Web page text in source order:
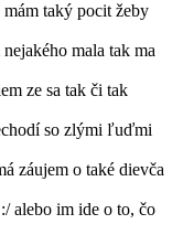
taký pocit žeby
mala tak ma
ze sa tak či tak
so zlými ľuďmi
záujem o také dievča
alebo im ide o to, čo